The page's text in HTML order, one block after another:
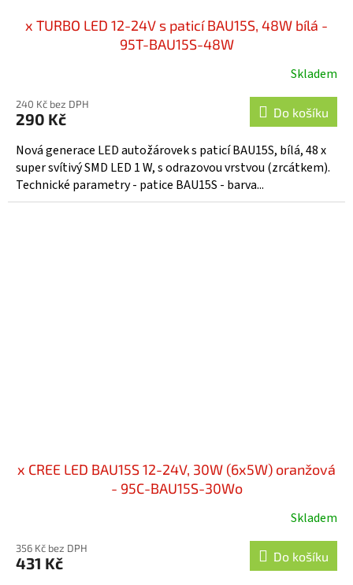
x TURBO LED 12-24V s paticí BAU15S, 48W bílá -
95T-BAU15S-48W
Skladem
240 Kč bez DPH
290 Kč Do košíku
Nová generace LED autožárovek s paticí BAU15S, bílá, 48 x
super svítivý SMD LED 1 W, s odrazovou vrstvou (zrcátkem).
Technické parametry - patice BAU15S - barva...
x CREE LED BAU15S 12-24V, 30W (6x5W) oranžová
- 95C-BAU15S-30Wo
Skladem
356 Kč bez DPH
431 Kč Do košíku